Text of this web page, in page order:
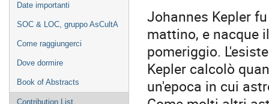
Date importanti
SOC & LOC, gruppo AsCultA
Come raggiungerci
Dove dormire
Book of Abstracts
Contribution List
Johannes Kepler
mattino, e nacque
pomeriggio.
Kepler calcolò
un'epoca in cui